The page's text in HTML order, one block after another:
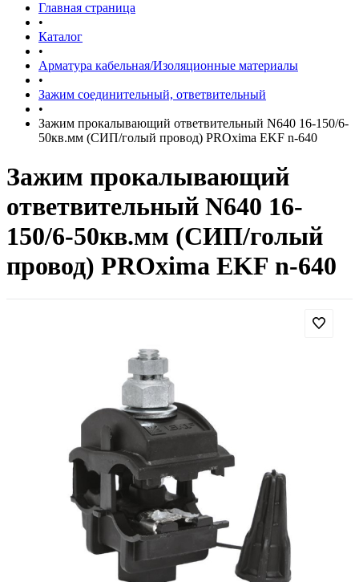
Главная страница
•
Каталог
•
Арматура кабельная/Изоляционные материалы
•
Зажим соединительный, ответвительный
•
Зажим прокалывающий ответвительный N640 16-150/6-
50кв.мм (СИП/голый провод) PROxima EKF n-640
Зажим прокалывающий
ответвительный N640 16-
150/6-50кв.мм (СИП/голый
провод) PROxima EKF n-640